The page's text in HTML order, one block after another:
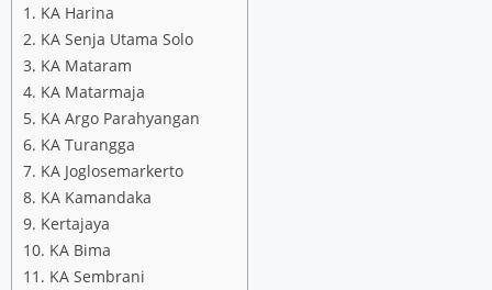
1. KA Harina
2. KA Senja Utama Solo
3. KA Mataram
4. KA Matarmaja
5. KA Argo Parahyangan
6. KA Turangga
7. KA Joglosemarkerto
8. KA Kamandaka
9. Kertajaya
10. KA Bima
11. KA Sembrani